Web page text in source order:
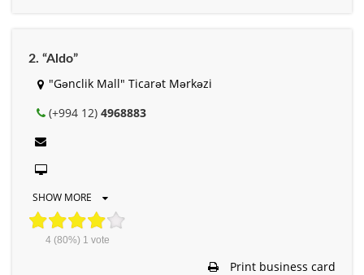
2. “Aldo”
"Gənclik Mall" Ticarət Mərkəzi
(+994 12) 4968883
SHOW MORE
4(80%) 1 vote
Print business card